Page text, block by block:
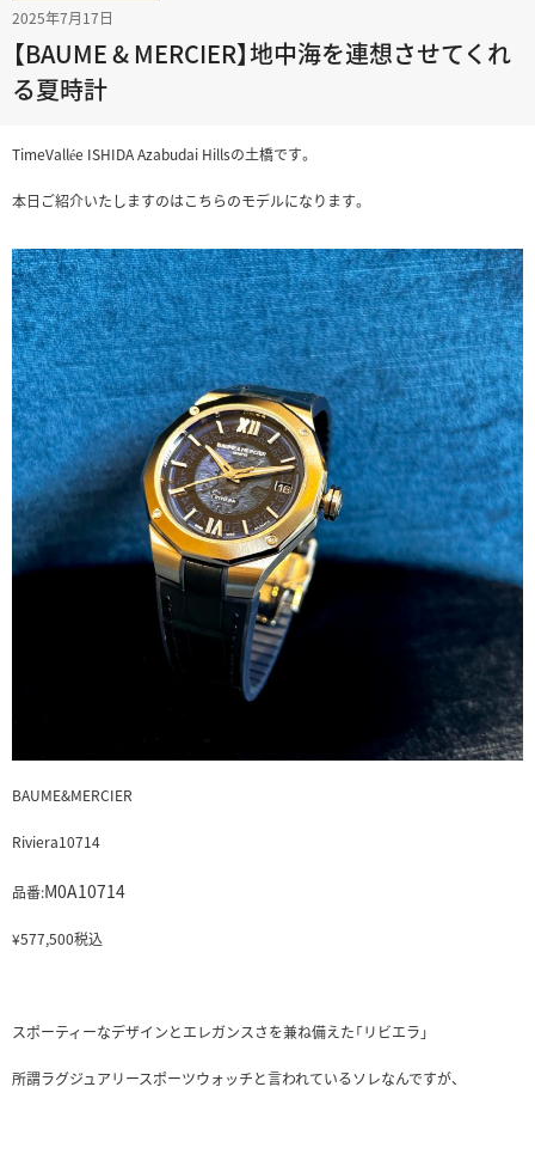
2025年7月17日
【BAUME & MERCIER】地中海を連想させてくれ
る夏時計
TimeVallée ISHIDA Azabudai Hillsの土橋です。
本日ご紹介いたしますのはこちらのモデルになります。
BAUME&MERCIER
Riviera10714
品番:M0A10714
¥577,500税込
スポーティーなデザインとエレガンスさを兼ね備えた「リビエラ」
所謂ラグジュアリースポーツウォッチと言われているソレなんですが、